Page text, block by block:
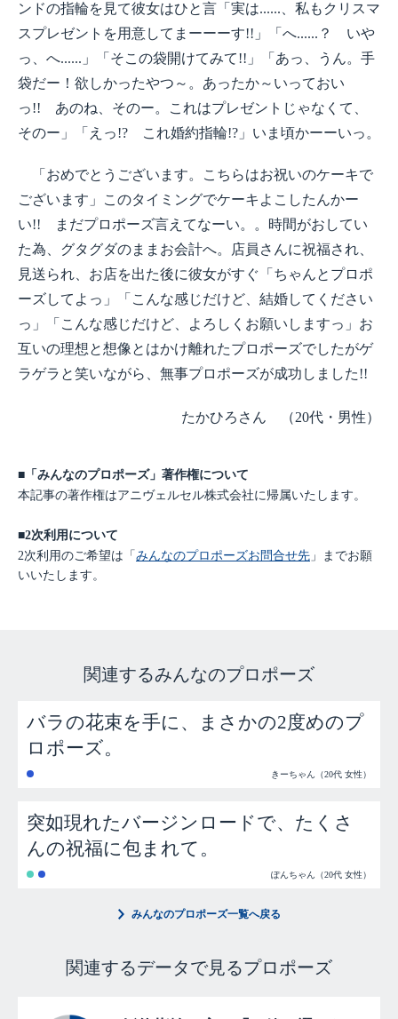
ンドの指輪を見て彼女はひと言「実は......、私もクリスマ
スプレゼントを用意してまーーーす!!」「へ......？ いや
っ、へ......」「そこの袋開けてみて!!」「あっ、うん。手
袋だー！欲しかったやつ～。あったか～いっておい
っ!! あのね、そのー。これはプレゼントじゃなくて、
そのー」「えっ!? これ婚約指輪!?」いま頃かーーいっ。
「おめでとうございます。こちらはお祝いのケーキで
ございます」このタイミングでケーキよこしたんかー
い!! まだプロポーズ言えてなーい。。時間がおしてい
た為、グタグダのままお会計へ。店員さんに祝福され、
見送られ、お店を出た後に彼女がすぐ「ちゃんとプロポ
ーズしてよっ」「こんな感じだけど、結婚してください
っ」「こんな感じだけど、よろしくお願いしますっ」お
互いの理想と想像とはかけ離れたプロポーズでしたがゲ
ラゲラと笑いながら、無事プロポーズが成功しました!!
たかひろさん （20代・男性）
■「みんなのプロポーズ」著作権について
本記事の著作権はアニヴェルセル株式会社に帰属いたします。
■2次利用について
2次利用のご希望は「 みんなのプロポーズお問合せ先 」までお願
いいたします。
関連するみんなのプロポーズ
バラの花束を手に、まさかの2度めのプ
ロポーズ。
きーちゃん（20代 女性）
突如現れたバージンロードで、たくさ
んの祝福に包まれて。
ぽんちゃん（20代 女性）
みんなのプロポーズ一覧へ戻る
関連するデータで見るプロポーズ